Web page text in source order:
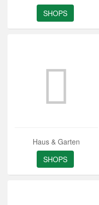
SHOPS
Haus & Garten
SHOPS